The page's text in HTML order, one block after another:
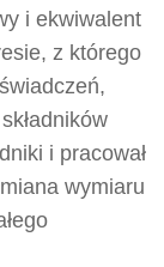
i ekwiwalent
z którego
i pracował
wymiaru